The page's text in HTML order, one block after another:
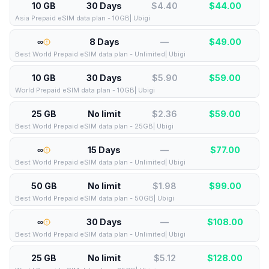
10 GB 30 Days $4.40 $44.00
Asia Prepaid eSIM data plan - 10GB| Ubigi
∞ 8 Days — $49.00
Best World Prepaid eSIM data plan - Unlimited| Ubigi
10 GB 30 Days $5.90 $59.00
World Prepaid eSIM data plan - 10GB| Ubigi
25 GB No limit $2.36 $59.00
Best World Prepaid eSIM data plan - 25GB| Ubigi
∞ 15 Days — $77.00
Best World Prepaid eSIM data plan - Unlimited| Ubigi
50 GB No limit $1.98 $99.00
Best World Prepaid eSIM data plan - 50GB| Ubigi
∞ 30 Days — $108.00
Best World Prepaid eSIM data plan - Unlimited| Ubigi
25 GB No limit $5.12 $128.00